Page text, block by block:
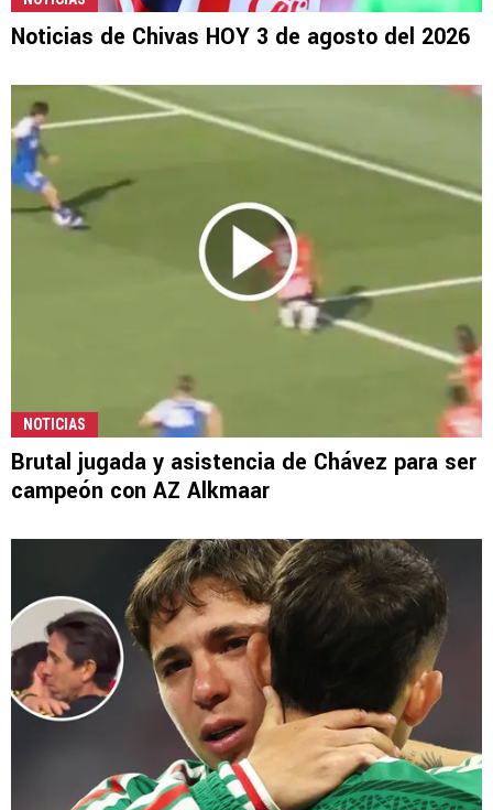
Noticias de Chivas HOY 3 de agosto del 2026
NOTICIAS
Brutal jugada y asistencia de Chávez para ser
campeón con AZ Alkmaar